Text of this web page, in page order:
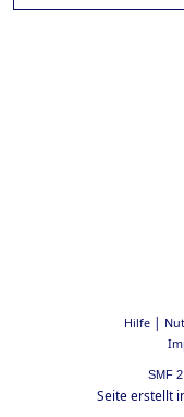
Hilfe|
SMF
Seite erstellt